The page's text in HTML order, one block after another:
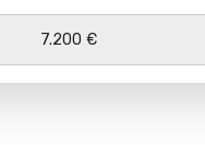
7.200 €